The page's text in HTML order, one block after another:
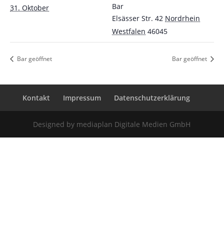
31. Oktober
Bar
Elsässer Str. 42 Nordrhein
Westfalen 46045
Bar geöffnet Bar geöffnet
Kontakt Impressum Datenschutzerklärung
Designed by mediaplan Digitale Medien GmbH